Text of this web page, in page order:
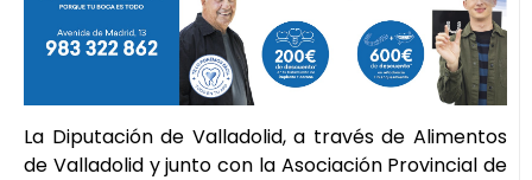
La Diputación de Valladolid, a través de Alimentos
de Valladolid y junto con la Asociación Provincial de